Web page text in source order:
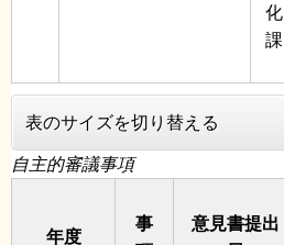
化
課
表のサイズを切り替える
自主的審議事項
年度
事
意見書提出